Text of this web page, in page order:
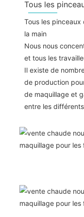
Tous les
Tous les
la main
Nous nous
et tous les
Il existe de
de production
de maquillage et
entre les